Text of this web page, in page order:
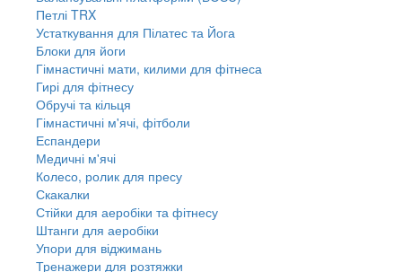
Петлі TRX
Устаткування для Пілатес та Йога
Блоки для йоги
Гімнастичні мати, килими для фітнеса
Гирі для фітнесу
Обручі та кільця
Гімнастичні м'ячі, фітболи
Еспандери
Медичні м'ячі
Колесо, ролик для пресу
Скакалки
Стійки для аеробіки та фітнесу
Штанги для аеробіки
Упори для віджимань
Тренажери для розтяжки